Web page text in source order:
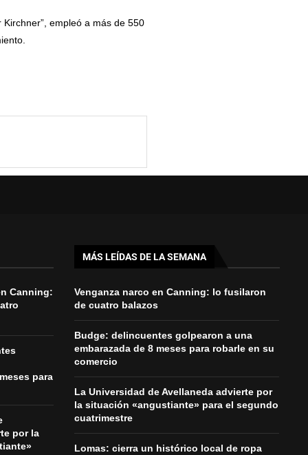
empleó a más de 550
Canning:
para
por la
MÁS LEÍDAS DE LA SEMANA
Venganza narco en Canning: lo fusilaron
de cuatro balazos
Budge: delincuentes golpearon a una
embarazada de 8 meses para robarle en su
comercio
La Universidad de Avellaneda advierte por
la situación «angustiante» para el segundo
cuatrimestre
Lomas: cierra un histórico local de ropa